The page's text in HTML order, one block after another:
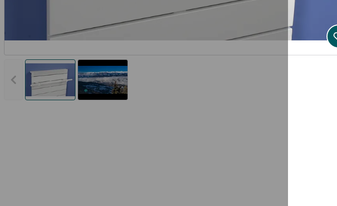
Vorheriges Bild anzeigen